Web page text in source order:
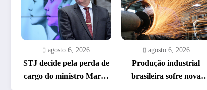
agosto 6, 2026
STJ decide pela perda de
cargo do ministro Marco
agosto 6, 2026
Produção industrial
brasileira sofre nova